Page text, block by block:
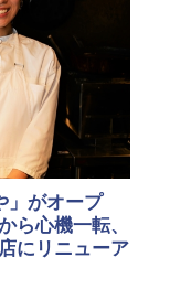
」がオープ
ら心機一転、
にリニューア